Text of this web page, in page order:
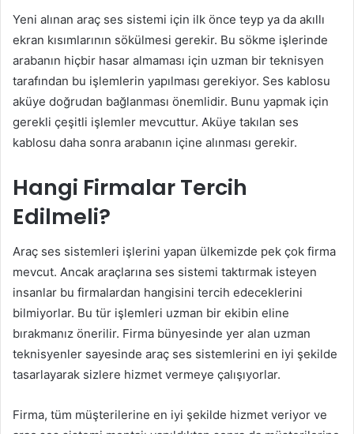
Yeni alınan araç ses sistemi için ilk önce teyp ya da akıllı
ekran kısımlarının sökülmesi gerekir. Bu sökme işlerinde
arabanın hiçbir hasar almaması için uzman bir teknisyen
tarafından bu işlemlerin yapılması gerekiyor. Ses kablosu
aküye doğrudan bağlanması önemlidir. Bunu yapmak için
gerekli çeşitli işlemler mevcuttur. Aküye takılan ses
kablosu daha sonra arabanın içine alınması gerekir.
Hangi Firmalar Tercih
Edilmeli?
Araç ses sistemleri işlerini yapan ülkemizde pek çok firma
mevcut. Ancak araçlarına ses sistemi taktırmak isteyen
insanlar bu firmalardan hangisini tercih edeceklerini
bilmiyorlar. Bu tür işlemleri uzman bir ekibin eline
bırakmanız önerilir. Firma bünyesinde yer alan uzman
teknisyenler sayesinde araç ses sistemlerini en iyi şekilde
tasarlayarak sizlere hizmet vermeye çalışıyorlar.
Firma, tüm müşterilerine en iyi şekilde hizmet veriyor ve